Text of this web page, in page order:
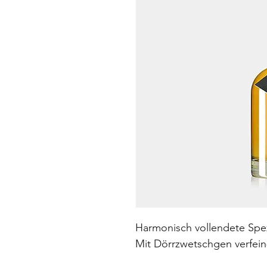
Harmonisch vollendete
Mit Dörrzwetschgen